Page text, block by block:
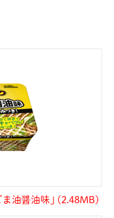
ま油醤油味｣ (2.48MB)